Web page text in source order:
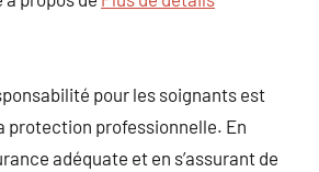
pour les soignants est
protection professionnelle. En
adéquate et en s’assurant de